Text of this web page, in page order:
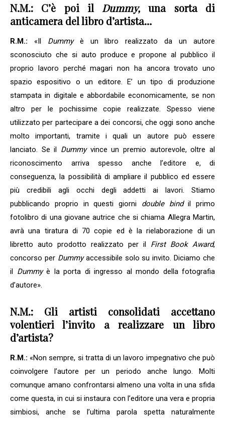
N.M.: C’è poi il Dummy, una sorta di
anticamera del libro d’artista…
R.M.: «Il Dummyè un libro realizzato da un autore
sconosciuto che si auto produce e propone al pubblico il
proprio lavoro perché magari non ha ancora trovato uno
spazio espositivo o un editore. E’ un tipo di produzione
stampata in digitale e abbordabile economicamente, se non
altro per le pochissime copie realizzate. Spesso viene
utilizzato per partecipare a dei concorsi, che oggi sono anche
molto importanti, tramite i quali un autore può essere
lanciato. Se il Dummyvince un premio autorevole, oltre al
riconoscimento arriva spesso anche l’editore e, di
conseguenza, la possibilità di ampliare il pubblico ed essere
più credibili agli occhi degli addetti ai lavori. Stiamo
pubblicando proprio in questi giorni double bindil primo
fotolibro di una giovane autrice che si chiama Allegra Martin,
avrà una tiratura di 70 copie ed è la rielaborazione di un
libretto auto prodotto realizzato per il First Book Award,
concorso perDummyaccessibile solo su invito. Diciamo che
il Dummyè la porta di ingresso al mondo della fotografia
d’autore».
N.M.: Gli artisti consolidati accettano
volentieri l’invito a realizzare un libro
d’artista?
R.M.: «Non sempre, si tratta di un lavoro impegnativo che può
coinvolgere l’autore per un periodo anche lungo. Molti
comunque amano confrontarsi almeno una volta in una sfida
come questa, in cui si instaura con l’editore una vera e propria
simbiosi, anche se l’ultima parola spetta naturalmente